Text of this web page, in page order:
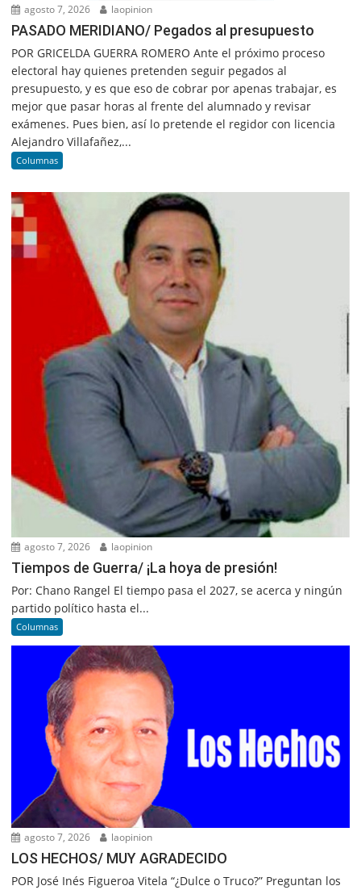
agosto 7, 2026 laopinion
PASADO MERIDIANO/ Pegados al presupuesto
POR GRICELDA GUERRA ROMERO Ante el próximo proceso
electoral hay quienes pretenden seguir pegados al
presupuesto, y es que eso de cobrar por apenas trabajar, es
mejor que pasar horas al frente del alumnado y revisar
exámenes. Pues bien, así lo pretende el regidor con licencia
Alejandro Villafañez,...
Columnas
agosto 7, 2026 laopinion
Tiempos de Guerra/ ¡La hoya de presión!
Por: Chano Rangel El tiempo pasa el 2027, se acerca y ningún
partido político hasta el...
Columnas
agosto 7, 2026 laopinion
LOS HECHOS/ MUY AGRADECIDO
POR José Inés Figueroa Vitela “¿Dulce o Truco?” Preguntan los